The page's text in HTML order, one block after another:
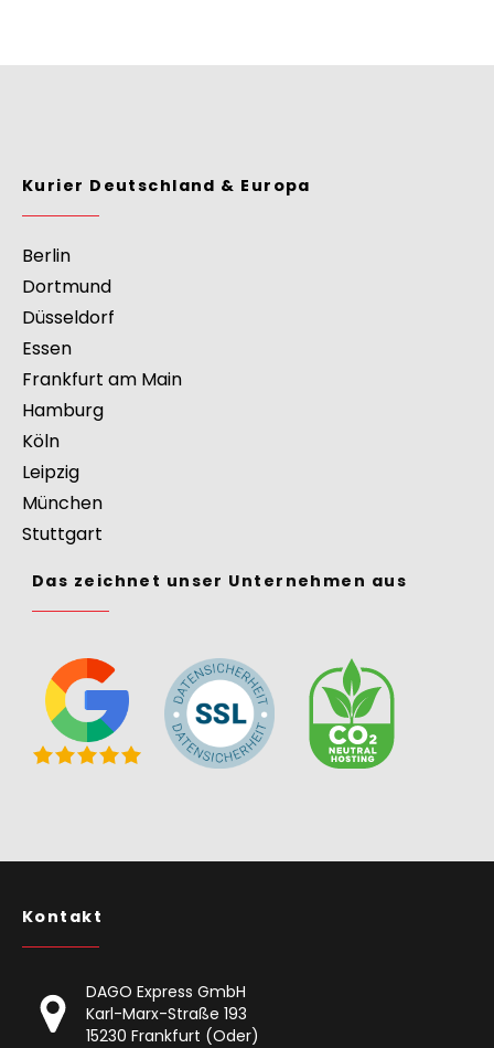
Kurier Deutschland & Europa
Berlin
Dortmund
Düsseldorf
Essen
Frankfurt am Main
Hamburg
Köln
Leipzig
München
Stuttgart
Das zeichnet unser Unternehmen aus
Kontakt
DAGO Express GmbH
Karl-Marx-Straße 193
15230 Frankfurt (Oder)